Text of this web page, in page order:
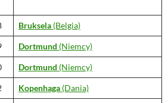
Bruksela (Belgia)
Dortmund (Niemcy)
Dortmund (Niemcy)
Kopenhaga (Dania)